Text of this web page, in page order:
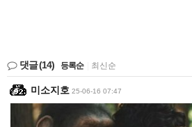
댓글(14) 등록순 최신순
미소지호 25-06-16 07:47